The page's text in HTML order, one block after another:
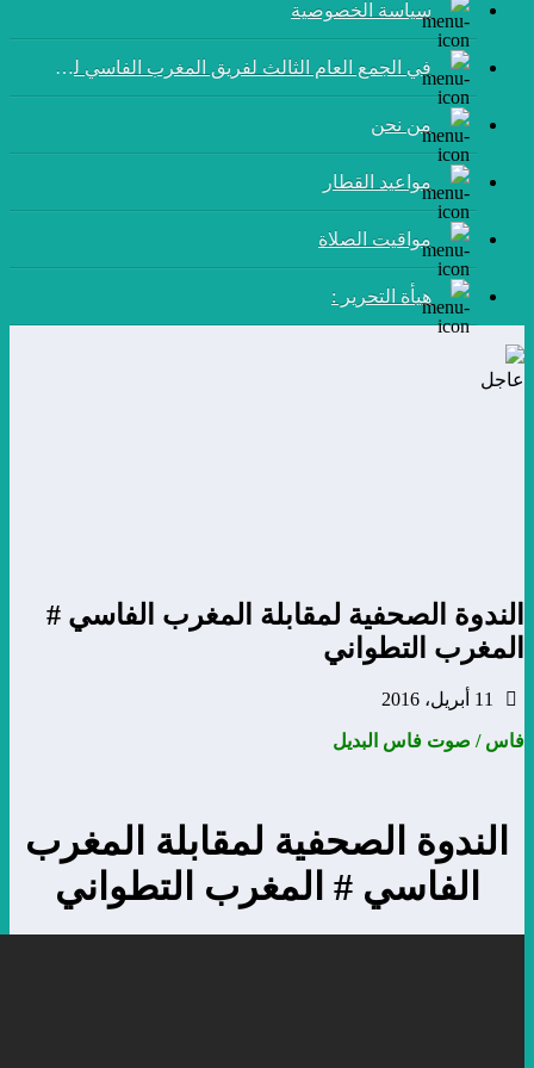
سياسة الخصوصية
في الجمع العام الثالث لفريق المغرب الفاسي لكرة القدم:
من نحن
مواعيد القطار
مواقيت الصلاة
هيأة التحرير :
الصحفية لمقابلة المغرب الفاسي #
التطواني
فاس البديل
الصحفية لمقابلة المغرب
# المغرب التطواني